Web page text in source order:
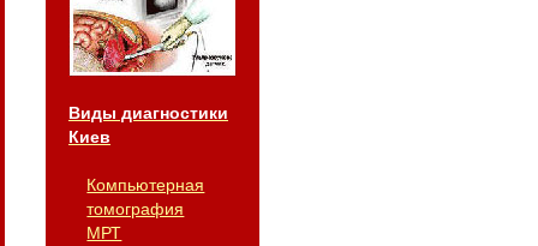
Виды диагностики
Киев
Компьютерная
томография
МРТ